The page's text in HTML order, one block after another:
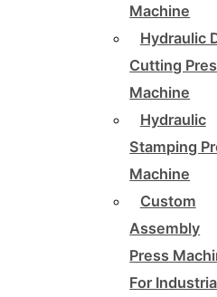
Machine
Hydraulic
Cutting
Machine
Hydraulic
Stamping
Machine
Custom
Assembly
Press
For